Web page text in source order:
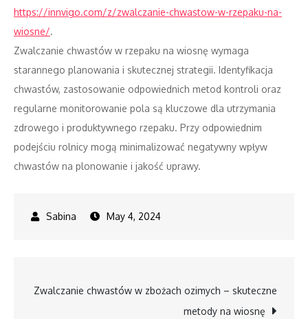
https://innvigo.com/z/zwalczanie-chwastow-w-rzepaku-na-
wiosne/.
Zwalczanie chwastów w rzepaku na wiosnę wymaga
starannego planowania i skutecznej strategii. Identyfikacja
chwastów, zastosowanie odpowiednich metod kontroli oraz
regularne monitorowanie pola są kluczowe dla utrzymania
zdrowego i produktywnego rzepaku. Przy odpowiednim
podejściu rolnicy mogą minimalizować negatywny wpływ
chwastów na plonowanie i jakość uprawy.
May 4, 2024
Post
Zwalczanie chwastów w zbożach ozimych – skuteczne
metody na wiosnę